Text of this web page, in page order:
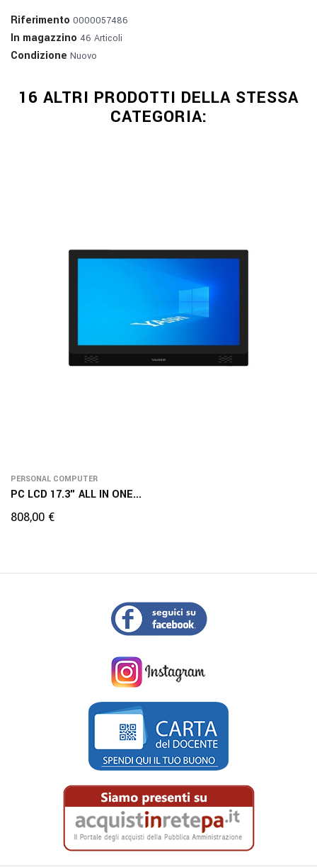
Riferimento 0000057486
In magazzino 46 Articoli
Condizione Nuovo
16 ALTRI PRODOTTI DELLA STESSA
CATEGORIA:
PERSONAL COMPUTER
PC LCD 17.3" ALL IN ONE...
Prezzo
808,00 €